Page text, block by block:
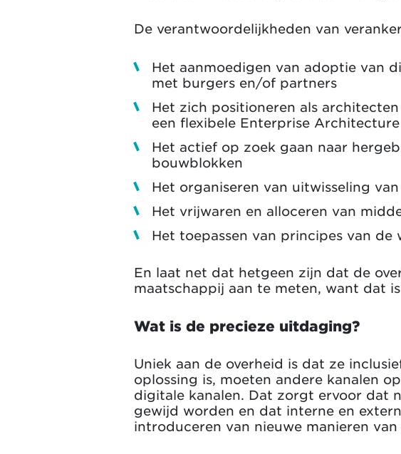
De verantwoordelijkheden van
Het aanmoedigen van adoptie van
met burgers en/of partners
Het zich positioneren als
een flexibele Enterprise Architecture
Het actief op zoek gaan naar
bouwblokken
Het organiseren van uitwisseling
Het vrijwaren en alloceren van
Het toepassen van principes van de
En laat net dat hetgeen zijn dat de
maatschappij aan te meten, want dat
Wat is de precieze uitdaging?
Uniek aan de overheid is dat ze
oplossing is, moeten andere kanalen
digitale kanalen. Dat zorgt ervoor dat
gewijd worden en dat interne en
introduceren van nieuwe manieren